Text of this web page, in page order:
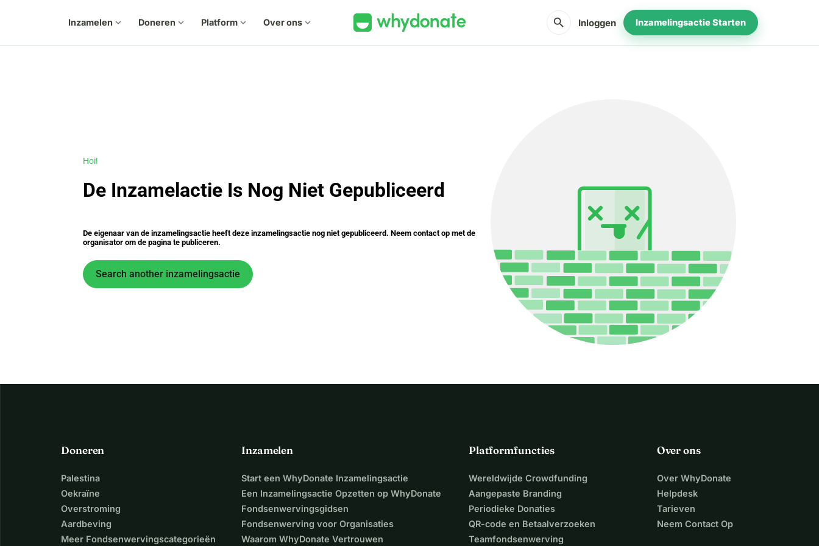
Inzamelen expand_more Doneren expand_more Platform expand_more Over ons expand_more search Inloggen Inzamelingsactie Starten
Hoi!
De Inzamelactie Is Nog Niet Gepubliceerd
De eigenaar van de inzamelingsactie heeft deze inzamelingsactie nog niet gepubliceerd. Neem contact op met de
organisator om de pagina te publiceren.
Search another inzamelingsactie
Doneren
Palestina
Oekraïne
Overstroming
Aardbeving
Meer Fondsenwervingscategorieën
Inzamelen
Start een WhyDonate Inzamelingsactie
Een Inzamelingsactie Opzetten op WhyDonate
Fondsenwervingsgidsen
Fondsenwerving voor Organisaties
Waarom WhyDonate Vertrouwen
Platformfuncties
Wereldwijde Crowdfunding
Aangepaste Branding
Periodieke Donaties
QR-code en Betaalverzoeken
Teamfondsenwerving
Over ons
Over WhyDonate
Helpdesk
Tarieven
Neem Contact Op